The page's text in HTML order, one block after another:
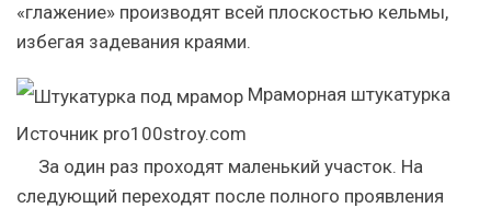
«глажение» производят всей плоскостью кельмы,
избегая задевания краями.
Мраморная штукатурка
Источник pro100stroy.com
За один раз проходят маленький участок. На
следующий переходят после полного проявления